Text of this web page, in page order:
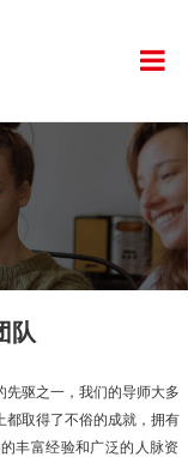
留
服
队
先驱之一，我们的导师大多
都取得了不俗的成就，拥有
丰富经验和广泛的人脉资